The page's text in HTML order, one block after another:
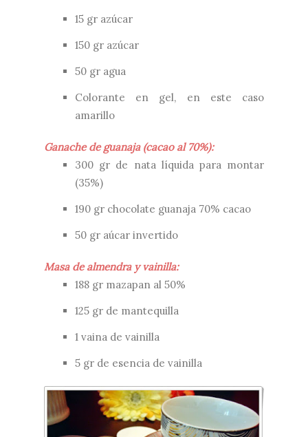
15 gr azúcar
150 gr azúcar
50 gr agua
Colorante en gel, en este caso
amarillo
Ganache de guanaja (cacao al 70%):
300 gr de nata líquida para montar
(35%)
190 gr chocolate guanaja 70% cacao
50 gr aúcar invertido
Masa de almendra y vainilla:
188 gr mazapan al 50%
125 gr de mantequilla
1 vaina de vainilla
5 gr de esencia de vainilla